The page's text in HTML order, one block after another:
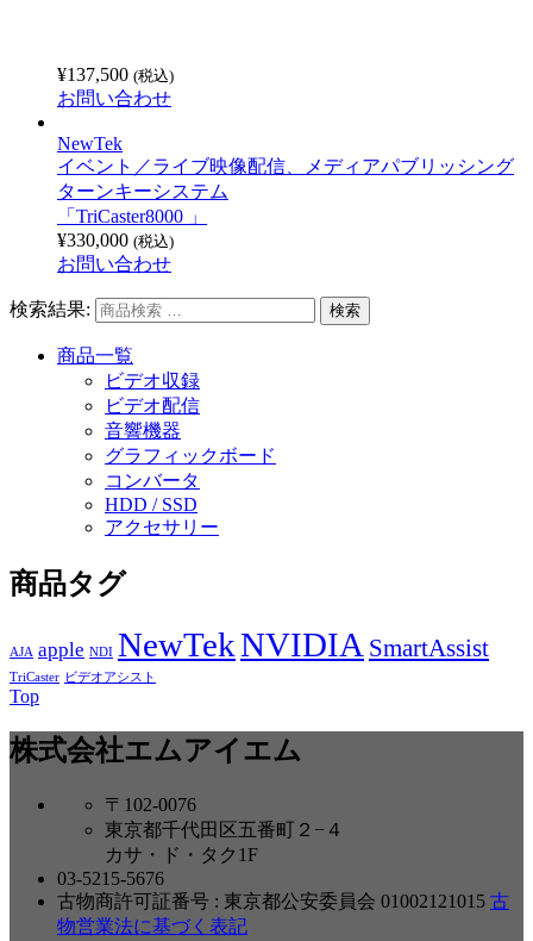
¥137,500 (税込)
お問い合わせ
NewTek
イベント／ライブ映像配信、メディアパブリッシング
ターンキーシステム
「TriCaster8000 」
¥330,000 (税込)
お問い合わせ
検索結果:
商品一覧
ビデオ収録
ビデオ配信
音響機器
グラフィックボード
コンバータ
HDD / SSD
アクセサリー
商品タグ
AJA apple NDI NewTekNVIDIA SmartAssist
TriCaster ビデオアシスト
Top
株式会社エムアイエム
〒102-0076
東京都千代田区五番町２−４
カサ・ド・タク1F
03-5215-5676
古物商許可証番号 : 東京都公安委員会 01002121015 古
物営業法に基づく表記